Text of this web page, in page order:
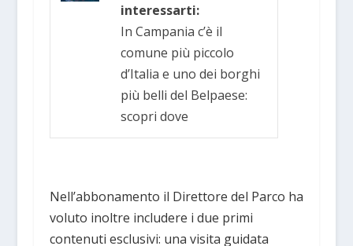
interessarti:
In Campania c’è il
comune più piccolo
d’Italia e uno dei borghi
più belli del Belpaese:
scopri dove
Nell’abbonamento il Direttore del Parco ha
voluto inoltre includere i due primi
contenuti esclusivi: una visita guidata